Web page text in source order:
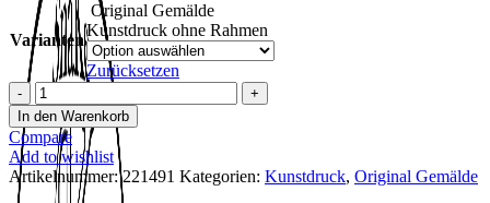
Varianten
Original Gemälde
Kunstdruck ohne Rahmen
Zurücksetzen
In den Warenkorb
Compare
Add to wishlist
Artikelnummer:221491 Kategorien: Kunstdruck, Original Gemälde